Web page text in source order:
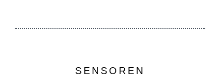
SENSOREN